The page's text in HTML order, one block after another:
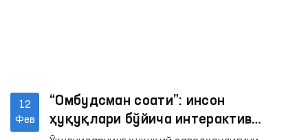
12
Фев
“Омбудсман соати”: инсон
ҳуқуқлари бўйича интерактив